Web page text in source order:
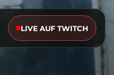
LIVE AUF TWITCH